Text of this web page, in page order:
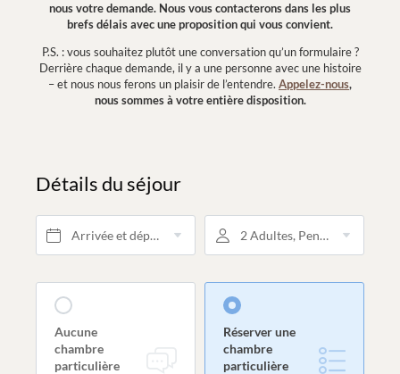
nous votre demande. Nous vous contacterons dans les plus
brefs délais avec une proposition qui vous convient.
P.S. : vous souhaitez plutôt une conversation qu’un formulaire ?
Derrière chaque demande, il y a une personne avec une histoire
– et nous nous ferons un plaisir de l’entendre. Appelez-nous,
nous sommes à votre entière disposition.
Détails du séjour
Arrivée et départ* 2 Adultes, Pension 3/4
Aucune
chambre
particulière
Réserver une
chambre
particulière